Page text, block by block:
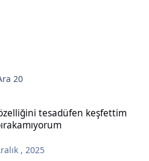
20
tesadüfen keşfettim
, 2025